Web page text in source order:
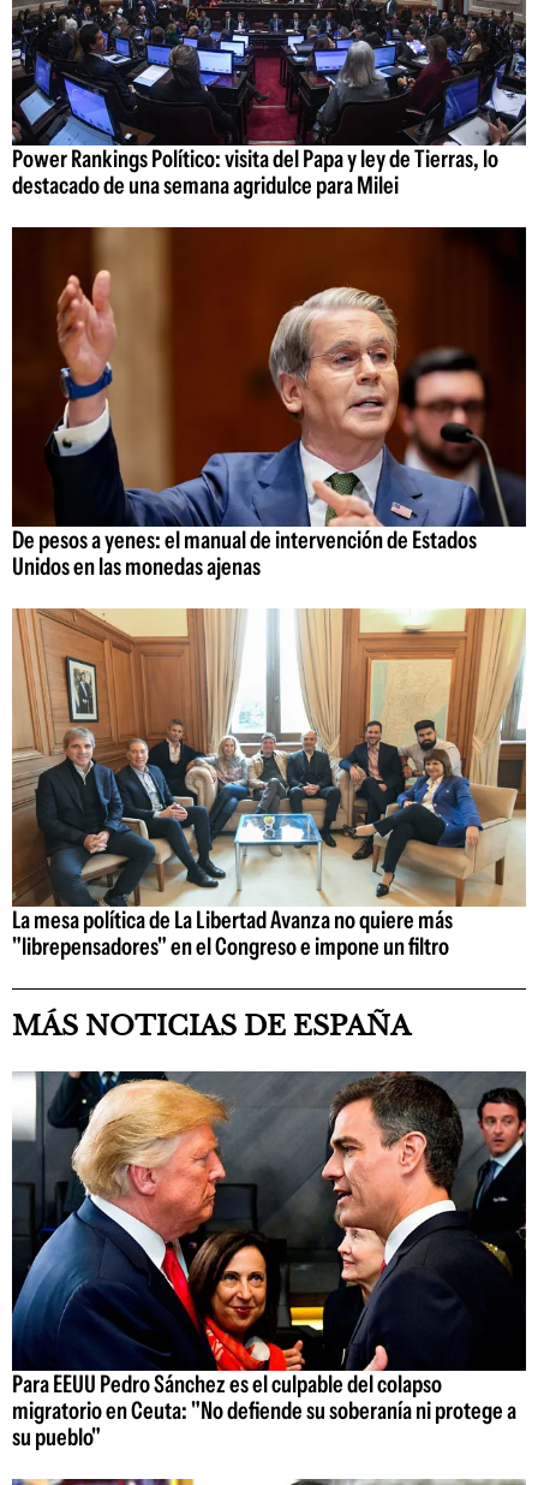
Power Rankings Político: visita del Papa y ley de Tierras, lo
destacado de una semana agridulce para Milei
De pesos a yenes: el manual de intervención de Estados
Unidos en las monedas ajenas
La mesa política de La Libertad Avanza no quiere más
"librepensadores" en el Congreso e impone un filtro
MÁS NOTICIAS DE ESPAÑA
Para EEUU Pedro Sánchez es el culpable del colapso
migratorio en Ceuta: "No defiende su soberanía ni protege a
su pueblo"